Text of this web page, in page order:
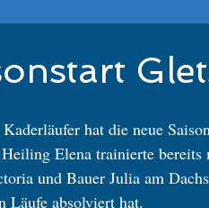
hat die neue
Elena trainierte
und Bauer Julia am
Läufe absolviert hat.